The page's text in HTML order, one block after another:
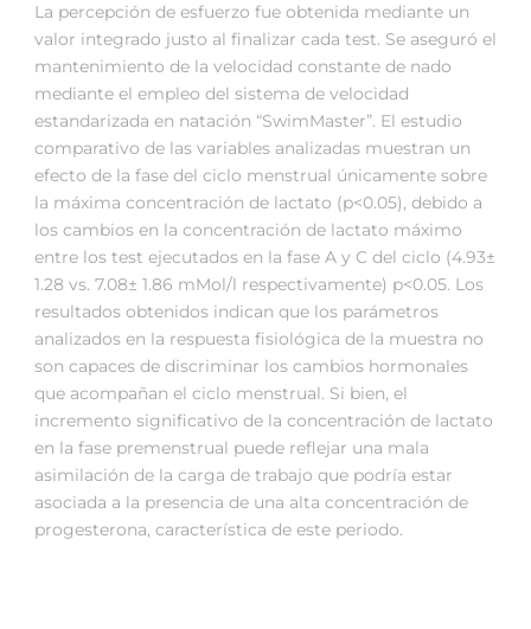
La percepción de esfuerzo fue obtenida mediante un
valor integrado justo al finalizar cada test. Se aseguró el
mantenimiento de la velocidad constante de nado
mediante el empleo del sistema de velocidad
estandarizada en natación “SwimMaster”. El estudio
comparativo de las variables analizadas muestran un
efecto de la fase del ciclo menstrual únicamente sobre
la máxima concentración de lactato (p<0.05), debido a
los cambios en la concentración de lactato máximo
entre los test ejecutados en la fase A y C del ciclo (4.93±
1.28 vs. 7.08± 1.86 mMol/l respectivamente) p<0.05. Los
resultados obtenidos indican que los parámetros
analizados en la respuesta fisiológica de la muestra no
son capaces de discriminar los cambios hormonales
que acompañan el ciclo menstrual. Si bien, el
incremento significativo de la concentración de lactato
en la fase premenstrual puede reflejar una mala
asimilación de la carga de trabajo que podría estar
asociada a la presencia de una alta concentración de
progesterona, característica de este periodo.